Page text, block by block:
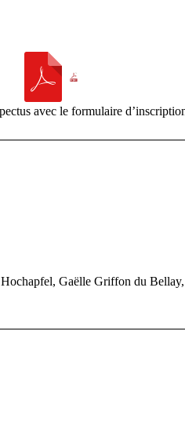
avec le formulaire
Gaëlle Griffon du